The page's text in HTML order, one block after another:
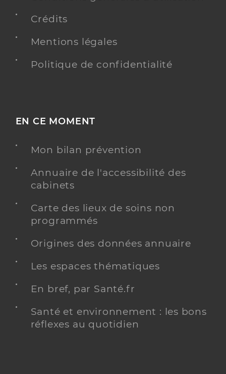
Crédits
Mentions légales
Politique de confidentialité
EN CE MOMENT
Mon bilan prévention
Annuaire de l'accessibilité des
cabinets
Carte des lieux de soins non
programmés
Origines des données annuaire
Les espaces thématiques
En bref, par Santé.fr
Santé et environnement : les bons
réflexes au quotidien